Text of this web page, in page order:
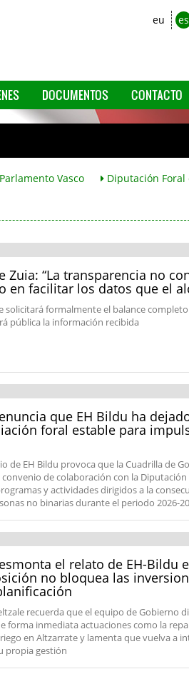
eu es
DOCUMENTOS CONTACTO
Parlamento Vasco Diputación Foral
Zuia: “La transparencia no
en facilitar los datos que el
solicitará formalmente el balance
pública la información recibida
que EH Bildu ha
foral estable para
de EH Bildu provoca que la Cuadrilla de
convenio de colaboración con la Diputación
y actividades dirigidos a la
no binarias durante el periodo 2026-
el relato de EH-Bildu
no bloquea las
recuerda que el equipo de Gobierno
forma inmediata actuaciones como la
en Altzarrate y lamenta que vuelva a
propia gestión